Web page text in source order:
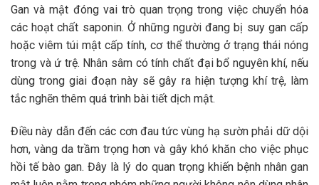
Gan và mật đóng vai trò quan trọng trong việc chuyển hóa
các hoạt chất saponin. Ở những người đang bị suy gan cấp
hoặc viêm túi mật cấp tính, cơ thể thường ở trạng thái nóng
trong và ứ trệ. Nhân sâm có tính chất đại bổ nguyên khí, nếu
dùng trong giai đoạn này sẽ gây ra hiện tượng khí trệ, làm
tắc nghẽn thêm quá trình bài tiết dịch mật.
Điều này dẫn đến các cơn đau tức vùng hạ sườn phải dữ dội
hơn, vàng da trầm trọng hơn và gây khó khăn cho việc phục
hồi tế bào gan. Đây là lý do quan trọng khiến bệnh nhân gan